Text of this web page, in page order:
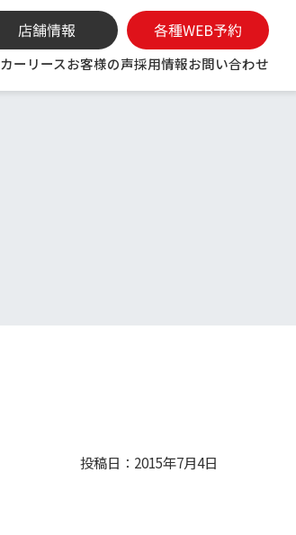
カーリースお客様の声採用情報お問い合わせ
投稿日：2015年7月4日